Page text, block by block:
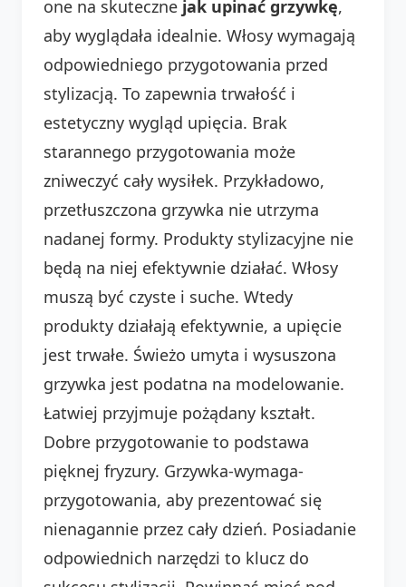
one na skuteczne jak upinać grzywkę,
aby wyglądała idealnie. Włosy wymagają
odpowiedniego przygotowania przed
stylizacją. To zapewnia trwałość i
estetyczny wygląd upięcia. Brak
starannego przygotowania może
zniweczyć cały wysiłek. Przykładowo,
przetłuszczona grzywka nie utrzyma
nadanej formy. Produkty stylizacyjne nie
będą na niej efektywnie działać. Włosy
muszą być czyste i suche. Wtedy
produkty działają efektywnie, a upięcie
jest trwałe. Świeżo umyta i wysuszona
grzywka jest podatna na modelowanie.
Łatwiej przyjmuje pożądany kształt.
Dobre przygotowanie to podstawa
pięknej fryzury. Grzywka-wymaga-
przygotowania, aby prezentować się
nienagannie przez cały dzień. Posiadanie
odpowiednich narzędzi to klucz do